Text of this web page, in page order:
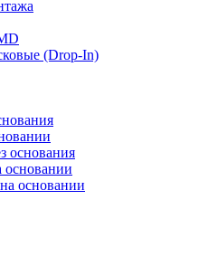
(Drop-In)
основания
основании
основании